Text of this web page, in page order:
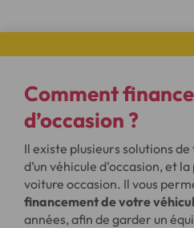
Comment
d’occasion ?
Il existe plusieurs solutions
d’un véhicule d’occasion, et
voiture occasion. Il vous
financement de votre
années, afin de garder un